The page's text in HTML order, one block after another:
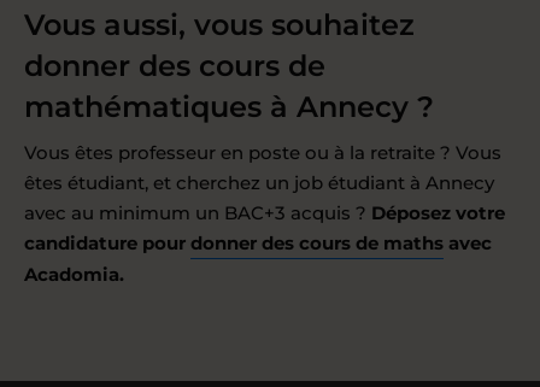
Vous aussi, vous souhaitez
donner des cours de
mathématiques à Annecy ?
Vous êtes professeur en poste ou à la retraite ? Vous
êtes étudiant, et cherchez un job étudiant à Annecy
avec au minimum un BAC+3 acquis ? Déposez votre
candidature pour donner des cours de maths avec
Acadomia.